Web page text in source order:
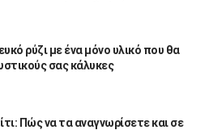
ρύζι με ένα μόνο υλικό που θα
σας κάλυκες
Πώς να τα αναγνωρίσετε και σε